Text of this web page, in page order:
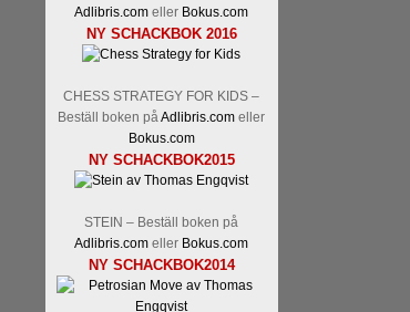
Adlibris.com eller Bokus.com
NY SCHACKBOK 2016
CHESS STRATEGY FOR KIDS –
Beställ boken påAdlibris.com eller
Bokus.com
NY SCHACKBOK2015
STEIN – Beställ boken på
Adlibris.com eller Bokus.com
NY SCHACKBOK2014